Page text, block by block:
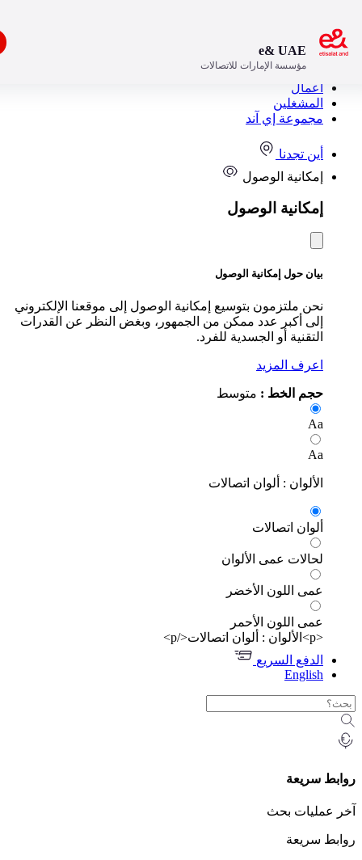
إي آند
تجدنا
الوصول
الوصول
حول إمكانية الوصول
ملتزمون بتوسيع إمكانية الوصول إلى موقعنا الإلكتروني
أكبر عدد ممكن من الجمهور، وبغض النظر عن القدرات
أو الجسدية للفرد.
المزيد
الخط :متوسط
: ألوان اتصالات
اتصالات
عمى الألوان
اللون الأخضر
اللون الأحمر
السريع
بحث
e& UAE
مؤسسة الإمارات للاتصالات